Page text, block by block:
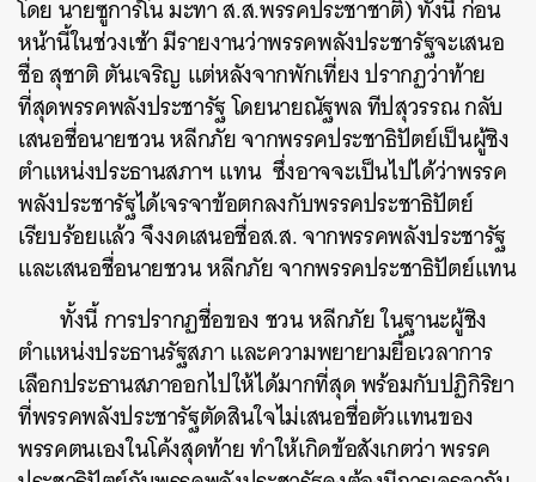
โดย นายซูการ์โน มะทา ส.ส.พรรคประชาชาติ) ทั้งนี้ ก่อน
หน้านี้ในช่วงเช้า มีรายงานว่าพรรคพลังประชารัฐจะเสนอ
ชื่อ สุชาติ ตันเจริญ แต่หลังจากพักเที่ยง ปรากฏว่าท้าย
ที่สุดพรรคพลังประชารัฐ โดยนายณัฐพล ทีปสุวรรณ กลับ
เสนอชื่อนายชวน หลีกภัย จากพรรคประชาธิปัตย์เป็นผู้ชิง
ตำแหน่งประธานสภาฯ แทน ซึ่งอาจจะเป็นไปได้ว่าพรรค
พลังประชารัฐได้เจรจาข้อตกลงกับพรรคประชาธิปัตย์
เรียบร้อยแล้ว จึงงดเสนอชื่อส.ส. จากพรรคพลังประชารัฐ
และเสนอชื่อนายชวน หลีกภัย จากพรรคประชาธิปัตย์แทน
ทั้งนี้ การปรากฏชื่อของ ชวน หลีกภัย ในฐานะผู้ชิง
ตำแหน่งประธานรัฐสภา และความพยายามยื้อเวลาการ
เลือกประธานสภาออกไปให้ได้มากที่สุด พร้อมกับปฏิกิริยา
ที่พรรคพลังประชารัฐตัดสินใจไม่เสนอชื่อตัวแทนของ
พรรคตนเองในโค้งสุดท้าย ทำให้เกิดข้อสังเกตว่า พรรค